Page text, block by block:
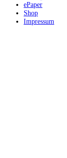
ePaper
Shop
Impressum